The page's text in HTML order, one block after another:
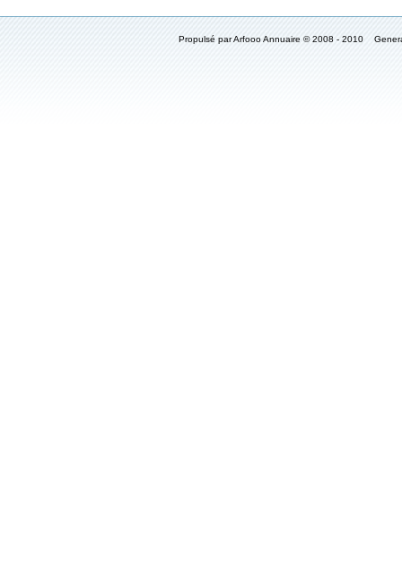
Propulsé par Arfooo Annuaire © 2008 - 2010